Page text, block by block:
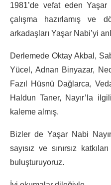
1981’de vefat eden
çalışma hazırlamış ve
arkadaşları Yaşar Nabi’yi
Derlemede Oktay Akbal,
Yücel, Adnan Binyazar,
Fazıl Hüsnü Dağlarca,
Haldun Taner, Nayır’la
kaleme almış.
Bizler de Yaşar Nabi
sayısız ve sınırsız
buluşturuyoruz.